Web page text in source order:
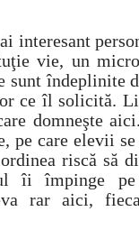
vie, un
sunt îndeplinite
ce îl solicită.
domneşte
pe care elevii
riscă să
îi împinge
rar aici,